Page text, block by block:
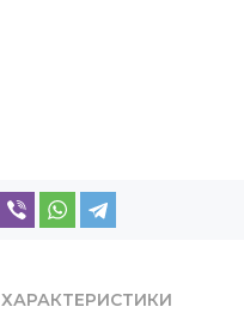
ХАРАКТЕРИСТИКИ